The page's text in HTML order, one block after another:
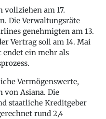
vollziehen am 17.
Die Verwaltungsräte
genehmigten am 13.
Vertrag soll am 14. Mai
ein mehr als
Vermögenswerte,
von Asiana. Die
staatliche Kreditgeber
rund 2,4